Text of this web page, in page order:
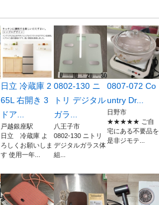
日立 冷蔵庫 2
65L 右開き 3
ドア...
戸越銀座駅
日立 冷蔵庫 よ
ろしくお願いしま
す 使用一年...
0802-130 ニ
トリ デジタル
ガラ...
八王子市
0802-130 ニトリ
デジタルガラス体
組...
0807-072 Co
untry Dr...
日野市
★★★★★ ご自
宅にある不要品を
是非ジモテ...